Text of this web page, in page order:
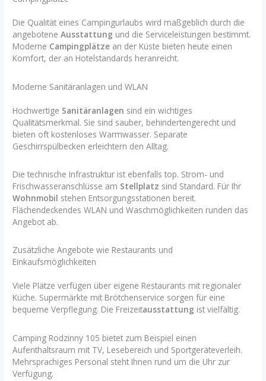
Die Qualität eines Campingurlaubs wird maßgeblich durch die
angeboteneAusstattung und die Serviceleistungen bestimmt.
Moderne Campingplätze an der Küste bieten heute einen
Komfort, der an Hotelstandards heranreicht.
Moderne Sanitäranlagen und WLAN
Hochwertige Sanitäranlagen sind ein wichtiges
Qualitätsmerkmal. Sie sind sauber, behindertengerecht und
bieten oft kostenloses Warmwasser. Separate
Geschirrspülbecken erleichtern den Alltag.
Die technische Infrastruktur ist ebenfalls top. Strom- und
Frischwasseranschlüsse am Stellplatz sind Standard. Für Ihr
Wohnmobil stehen Entsorgungsstationen bereit.
Flächendeckendes WLAN und Waschmöglichkeiten runden das
Angebot ab.
Zusätzliche Angebote wie Restaurants und
Einkaufsmöglichkeiten
Viele Plätze verfügen über eigene Restaurants mit regionaler
Küche. Supermärkte mit Brötchenservice sorgen für eine
bequeme Verpflegung. Die Freizeitausstattung ist vielfältig.
Camping Rodzinny 105 bietet zum Beispiel einen
Aufenthaltsraum mit TV, Lesebereich und Sportgeräteverleih.
Mehrsprachiges Personal steht Ihnen rund um die Uhr zur
Verfügung.